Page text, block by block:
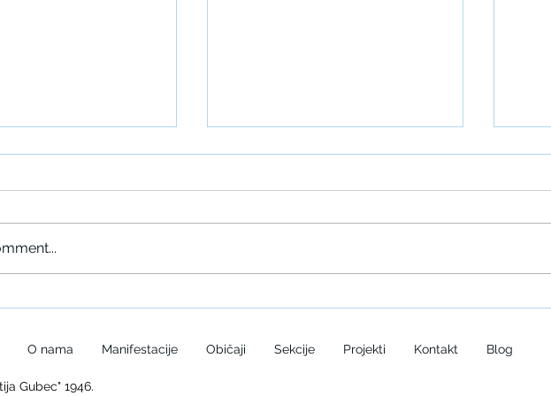
projekta „Ne pali
O nama Manifestacije Običaji Sekcije Projekti Kontakt Blog
Gubec" 1946.